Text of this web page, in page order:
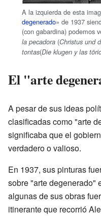
A la izquierda de esta
degenerado» de 1937
(con gabardina) podemos
la pecadora (Christus und
tontas(Die klugen y las
El "arte
A pesar de sus ideas
clasificadas como "arte
significaba que el
verdadero o valioso.
En 1937, sus pinturas
sobre "arte degenerado"
algunas de sus obras
itinerante que recorrió